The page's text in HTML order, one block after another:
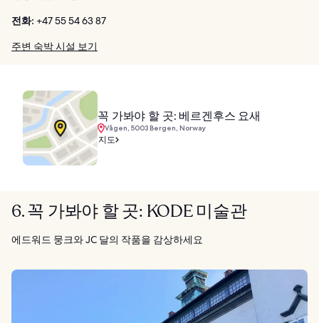
전화: +47 55 54 63 87
주변 숙박 시설 보기
꼭 가봐야 할 곳: 베르겐후스 요새
Vågen, 5003 Bergen, Norway
지도
6. 꼭 가봐야 할 곳: KODE 미술관
에드워드 뭉크와 JC 달의 작품을 감상하세요